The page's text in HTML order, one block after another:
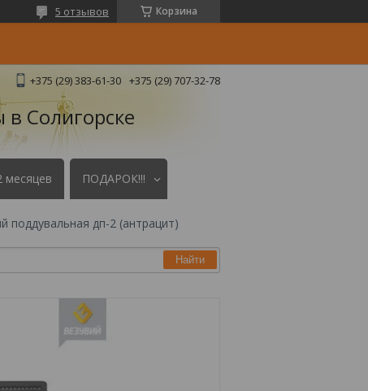
Корзина
5 отзывов
+375 (29) 383-61-30 +375 (29) 707-32-78
Солигорске
месяцев ПОДАРОК!!!
поддувальная дп-2 (антрацит)
Найти